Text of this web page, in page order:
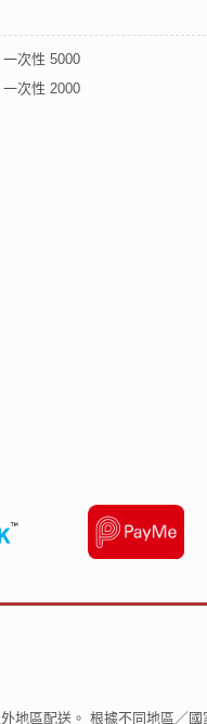
次性 5000
次性 2000
地區配送。 根據不同地區／